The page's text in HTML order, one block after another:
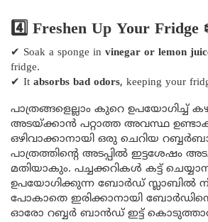
4️⃣ Freshen Up Your Fridge
✔ Soak a sponge in vinegar or lemon
fridge.
✔ It absorbs bad odors, keeping your
പാത്രങ്ങളെല്ലാം കുറെ ഉപയോഗിച്ച്
അടയ്ക്കാൻ പറ്റാത്ത അവസ്ഥ
ഒഴിവാക്കാനായി ഒരു ചെറിയ
പാത്രത്തിന്റെ അടപ്പിൽ ഇട്ടശേഷം
മതിയാകും. പച്ചക്കറികൾ കട്ട്
ഉപയോഗിക്കുന്ന ബോർഡ് സ്ലാബിൽ
പോകാതെ ഇരിക്കാനായി
ഓരോ റബ്ബർ ബാൻഡ് ഇട്ട്